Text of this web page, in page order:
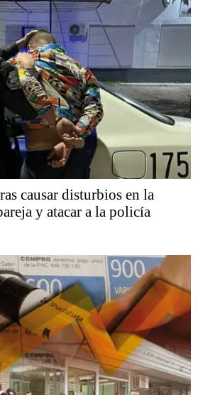
causar disturbios en la
y atacar a la policía